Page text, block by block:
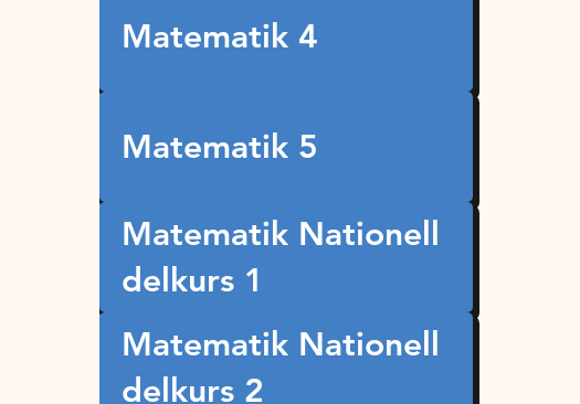
Matematik 4
Matematik 5
Matematik Nationell
delkurs 1
Matematik Nationell
delkurs 2